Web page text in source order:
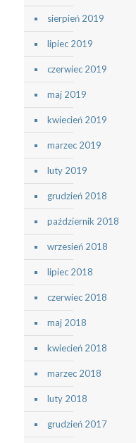
sierpień 2019
lipiec 2019
czerwiec 2019
maj 2019
kwiecień 2019
marzec 2019
luty 2019
grudzień 2018
październik 2018
wrzesień 2018
lipiec 2018
czerwiec 2018
maj 2018
kwiecień 2018
marzec 2018
luty 2018
grudzień 2017